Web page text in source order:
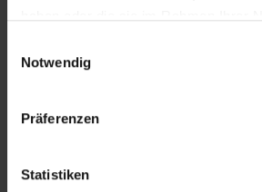
Notwendig
Präferenzen
Statistiken